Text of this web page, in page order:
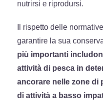
nutrirsi e riprodursi.
Il rispetto delle
garantire la sua
più importanti
attività di pesca in
ancorare nelle zone di
di attività a basso